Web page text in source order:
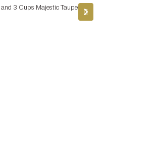
3 Cups Majestic Taupe